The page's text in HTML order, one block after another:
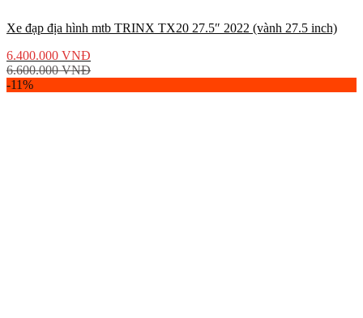
Xe đạp địa hình mtb TRINX TX20 27.5″ 2022 (vành 27.5 inch)
6.400.000 VNĐ
6.600.000VNĐ
-11%